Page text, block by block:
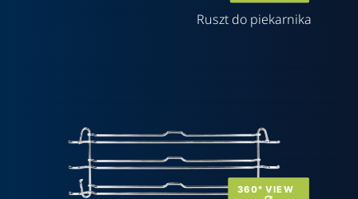
Ruszt do piekarnika